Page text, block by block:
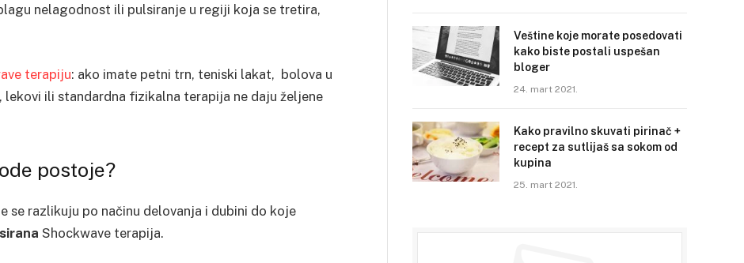
nelagodnost ili pulsiranje u regiji koja se tretira,
terapiju: ako imate petni trn, teniski lakat, bolova u
lekovi ili standardna fizikalna terapija ne daju željene
postoje?
se razlikuju po načinu delovanja i dubini do koje
Shockwave terapija.
Veštine koje morate posedovati
kako biste postali uspešan
bloger
24. mart 2021.
Kako pravilno skuvati pirinač +
recept za sutlijaš sa sokom od
kupina
25. mart 2021.